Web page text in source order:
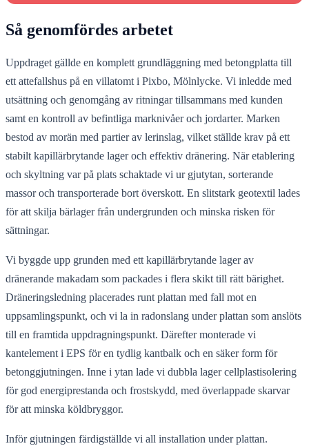
Så genomfördes arbetet
Uppdraget gällde en komplett grundläggning med betongplatta till
ett attefallshus på en villatomt i Pixbo, Mölnlycke. Vi inledde med
utsättning och genomgång av ritningar tillsammans med kunden
samt en kontroll av befintliga marknivåer och jordarter. Marken
bestod av morän med partier av lerinslag, vilket ställde krav på ett
stabilt kapillärbrytande lager och effektiv dränering. När etablering
och skyltning var på plats schaktade vi ur gjutytan, sorterande
massor och transporterade bort överskott. En slitstark geotextil lades
för att skilja bärlager från undergrunden och minska risken för
sättningar.
Vi byggde upp grunden med ett kapillärbrytande lager av
dränerande makadam som packades i flera skikt till rätt bärighet.
Dräneringsledning placerades runt plattan med fall mot en
uppsamlingspunkt, och vi la in radonslang under plattan som anslöts
till en framtida uppdragningspunkt. Därefter monterade vi
kantelement i EPS för en tydlig kantbalk och en säker form för
betonggjutningen. Inne i ytan lade vi dubbla lager cellplastisolering
för god energiprestanda och frostskydd, med överlappade skarvar
för att minska köldbryggor.
Inför gjutningen färdigställde vi all installation under plattan.